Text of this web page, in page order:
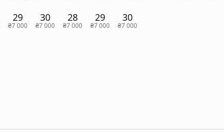
29
₴7 000
30
₴7 000
28
₴7 000
29
₴7 000
30
₴7 000